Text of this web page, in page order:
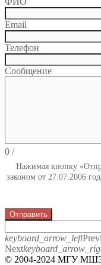
Email
Телефон
Сообщение
0 /
Нажимая кнопку
законом от 27.07.2006
Отправить
keyboard_arrow_left
Next
© 2004-2024 МГУ МШЭ